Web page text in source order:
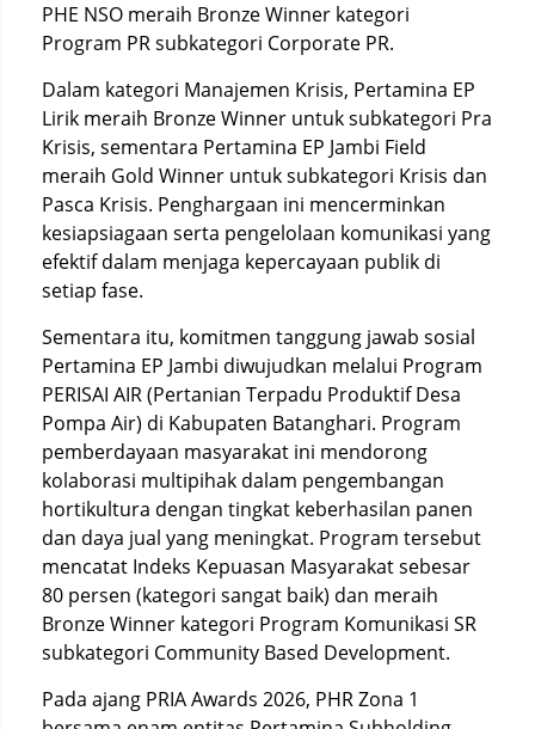
PHE NSO meraih Bronze Winner kategori
Program PR subkategori Corporate PR.
Dalam kategori Manajemen Krisis, Pertamina EP
Lirik meraih Bronze Winner untuk subkategori Pra
Krisis, sementara Pertamina EP Jambi Field
meraih Gold Winner untuk subkategori Krisis dan
Pasca Krisis. Penghargaan ini mencerminkan
kesiapsiagaan serta pengelolaan komunikasi yang
efektif dalam menjaga kepercayaan publik di
setiap fase.
Sementara itu, komitmen tanggung jawab sosial
Pertamina EP Jambi diwujudkan melalui Program
PERISAI AIR (Pertanian Terpadu Produktif Desa
Pompa Air) di Kabupaten Batanghari. Program
pemberdayaan masyarakat ini mendorong
kolaborasi multipihak dalam pengembangan
hortikultura dengan tingkat keberhasilan panen
dan daya jual yang meningkat. Program tersebut
mencatat Indeks Kepuasan Masyarakat sebesar
80 persen (kategori sangat baik) dan meraih
Bronze Winner kategori Program Komunikasi SR
subkategori Community Based Development.
Pada ajang PRIA Awards 2026, PHR Zona 1